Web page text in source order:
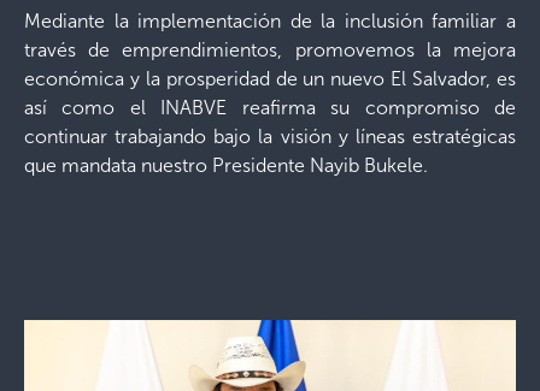
Mediante la implementación de la inclusión familiar a
través de emprendimientos, promovemos la mejora
económica y la prosperidad de un nuevo El Salvador, es
así como el INABVE reafirma su compromiso de
continuar trabajando bajo la visión y líneas estratégicas
que mandata nuestro Presidente Nayib Bukele.